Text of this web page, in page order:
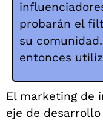
probarán el
su comunidad.
entonces
El marketing de
eje de